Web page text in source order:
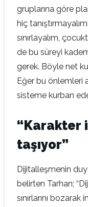
gruplarına göre
hiç
sınırlayalım,
de bu süreyi
gerek. Böyle net
Eğer bu önlemleri
sisteme kurban
“Karakter
taşıyor”
Dijitalleşmenin
belirten Tarhan;
sınırlarını